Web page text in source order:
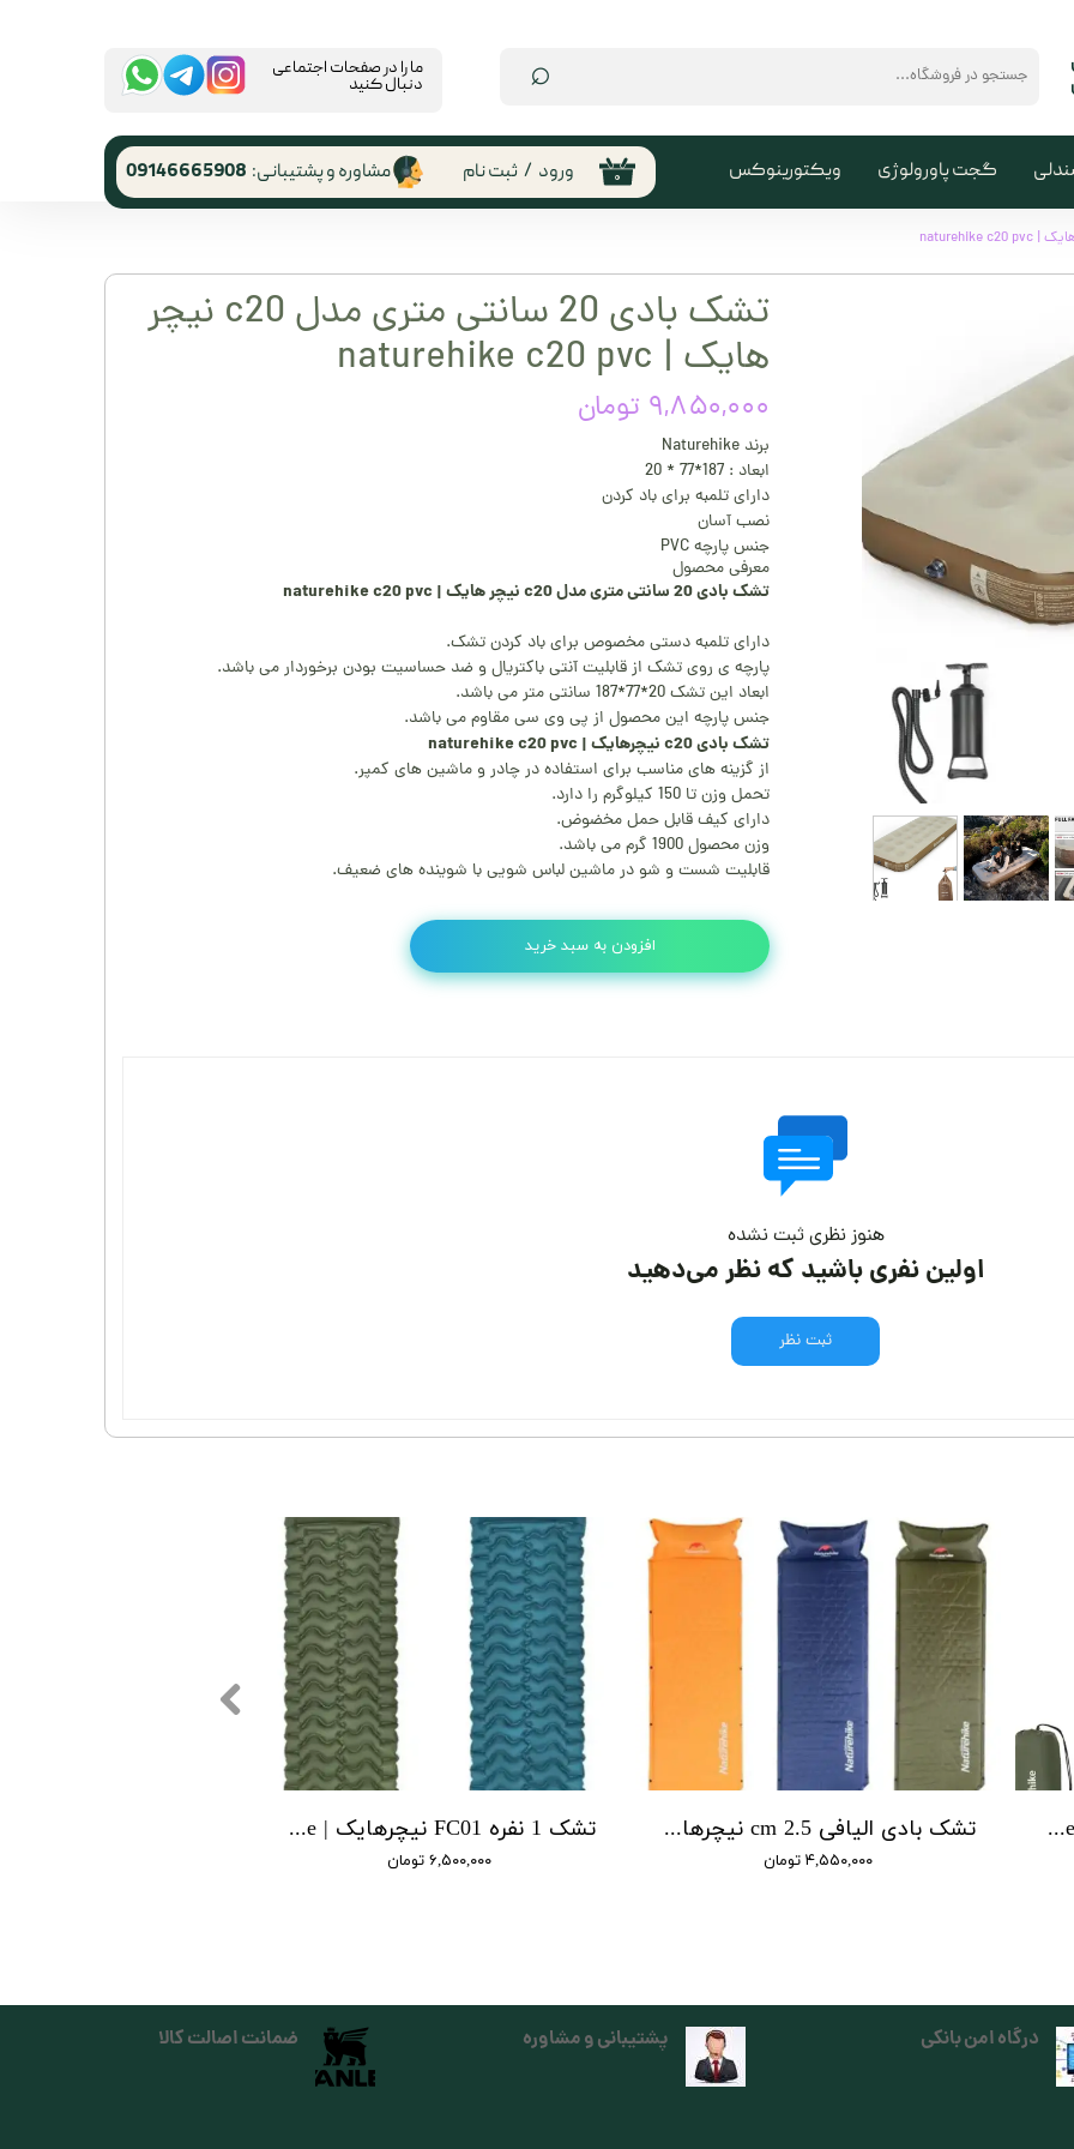
⌕
گجت پاورولوژی ویکتورینوکس ۰ ورود / ثبت نام
حساب کاربری
تغییر گذر واژه
سفارشات
خروج از حساب
مشاوره و پشتیبانی: 09146665908
​ما را در صفحات اجتماعی
دنبال کنید
تشک بادی 20 سانتی متری مدل c20 نیچر
هایک | naturehike c20 pvc
۹,۸۵۰,۰۰۰ تومان
برند Naturehike
ابعاد : 187*77 * 20
دارای تلمبه برای باد کردن
نصب آسان
جنس پارچه PVC
معرفی محصول
تشک بادی 20 سانتی متری مدل c20 نیچر هایک | naturehike c20 pvc
دارای تلمبه دستی مخصوص برای باد کردن تشک.
پارچه ی روی تشک از قابلیت آنتی باکتریال و ضد حساسیت بودن برخوردار می باشد.
ابعاد این تشک 20*77*187 سانتی متر می باشد.
جنس پارچه این محصول از پی وی سی مقاوم می باشد.
تشک بادی c20 نیچرهایک | naturehike c20 pvc
از گزینه های مناسب برای استفاده در چادر و ماشین های کمپر.
تحمل وزن تا 150 کیلوگرم را دارد.
دارای کیف قابل حمل مخضوض.
وزن محصول 1900 گرم می باشد.
قابلیت شست و شو در ماشین لباس شویی با شوینده های ضعیف.
افزودن به سبد خرید
هنوز نظری ثبت نشده
اولین نفری باشید که نظر می‌دهید
ثبت نظر
تشک 1 نفره FC01 نیچرهایک | single FC01 cushion Naturehike
۶,۵۰۰,۰۰۰ تومان
تشک بادی الیافی 2.5 cm نیچرهایک | sleeping mat 2.5 cm naturehike
۴,۵۵۰,۰۰۰ تومان
تشک 2 نفره FC01 نیچرهایک | Double FC01 cushion Naturehike
درگاه امن بانکی پشتیبانی و مشاوره ضمانت اصالت کالا